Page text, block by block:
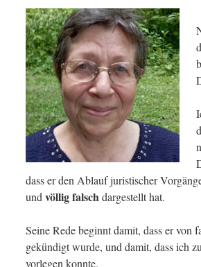
dass er den Ablauf juristischer
und völlig falschdargestellt hat.
Seine Rede beginnt damit, dass er
gekündigt wurde, und damit, dass ich
vorlegen konnte.